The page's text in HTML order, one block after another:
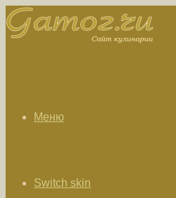
Меню
Switch skin